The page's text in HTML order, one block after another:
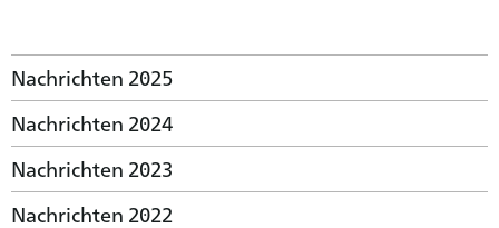
Nachrichten 2025
Nachrichten 2024
Nachrichten 2023
Nachrichten 2022